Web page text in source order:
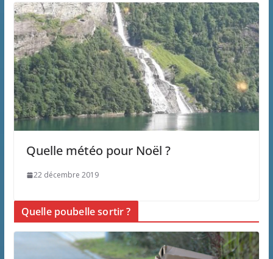
Quelle météo pour Noël ?
22 décembre 2019
Quelle poubelle sortir ?